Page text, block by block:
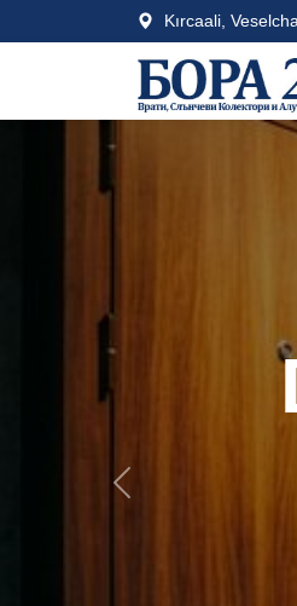
Kırcaali,
Previous